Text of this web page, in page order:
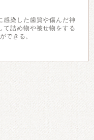
感染した歯質や傷んだ神
詰め物や被せ物をする
できる。